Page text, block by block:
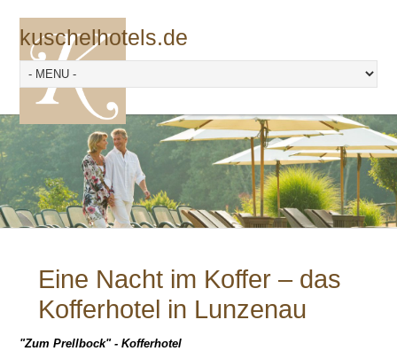
kuschelhotels.de
Eine Nacht im Koffer – das
Kofferhotel in Lunzenau
"Zum Prellbock" - Kofferhotel